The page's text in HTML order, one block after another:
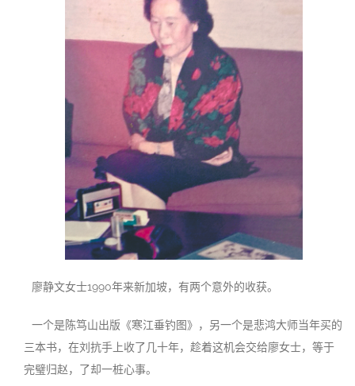
廖静文女士1990年来新加坡，有两个意外的收获。
一个是陈笃山出版《寒江垂钓图》，另一个是悲鸿大师当年买的
三本书，在刘抗手上收了几十年，趁着这机会交给廖女士，等于
完璧归赵，了却一桩心事。